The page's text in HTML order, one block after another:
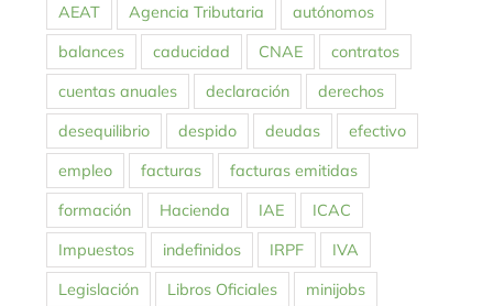
AEAT Agencia Tributaria
autónomos
balances
caducidad CNAE
contratos
cuentas anuales
declaración
derechos
desequilibrio
despido deudas
efectivo
empleo
facturas
facturas emitidas
formación
Hacienda IAE
ICAC
Impuestos
indefinidos IRPF
IVA
Legislación
Libros Oficiales
minijobs